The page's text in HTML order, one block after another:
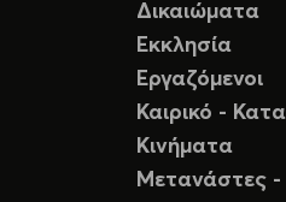
Δικαιώματα
Εκκλησία
Εργαζόμενοι
Καιρικό -
Κινήματα
Μετανάστες